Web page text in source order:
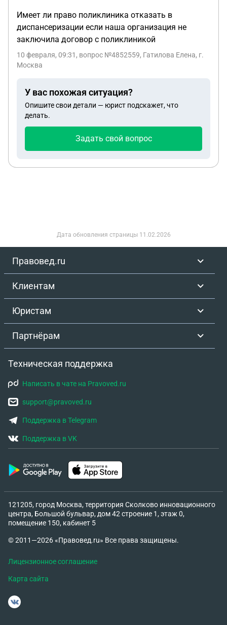
Имеет ли право поликлиника отказать в
диспансеризации если наша организация не
заключила договор с поликлиникой
10 февраля, 09:31 , вопрос №4852559, Гатилова Елена, г.
Москва
У вас похожая ситуация?
Опишите свои детали — юрист подскажет, что
делать.
Задать свой вопрос
Дата обновления страницы 11.02.2026
Правовед.ru
Клиентам
Юристам
Партнёрам
Техническая поддержка
Написать в чате на Pravoved.ru
support@pravoved.ru
Поддержка в Telegram
Поддержка в VK
121205, город Москва, территория Сколково инновационного
центра, Большой бульвар, дом 42 строение 1, этаж 0,
помещение 150, кабинет 5
© 2011—2026 «Правовед.ru» Все права защищены.
Лицензионное соглашение
Карта сайта